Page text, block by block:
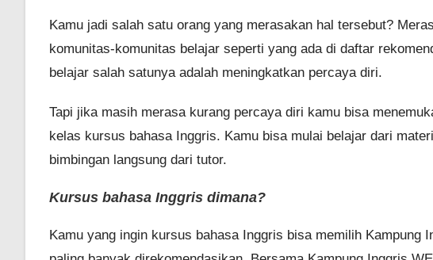
Kamu jadi salah satu orang yang merasakan hal tersebut?
komunitas-komunitas belajar seperti yang ada di daftar
belajar salah satunya adalah meningkatkan percaya diri.
Tapi jika masih merasa kurang percaya diri kamu bisa
kelas kursus bahasa Inggris. Kamu bisa mulai belajar dari
bimbingan langsung dari tutor.
Kursus bahasa Inggris dimana?
Kamu yang ingin kursus bahasa Inggris bisa memilih Kampung